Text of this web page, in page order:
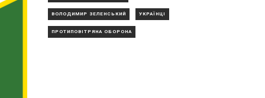
ВОЛОДИМИР ЗЕЛЕНСЬКИЙ УКРАЇНЦІ
ПРОТИПОВІТРЯНА ОБОРОНА